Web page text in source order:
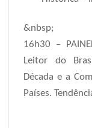
&nbsp;
16h30 –
Leitor do
Década e a
Países.